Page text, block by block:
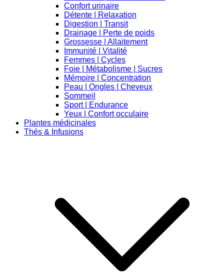
Confort urinaire
Détente | Relaxation
Digestion | Transit
Drainage | Perte de poids
Grossesse | Allaitement
Immunité | Vitalité
Femmes | Cycles
Foie | Métabolisme | Sucres
Mémoire | Concentration
Peau | Ongles | Cheveux
Sommeil
Sport | Endurance
Yeux | Confort occulaire
Plantes médicinales
Thés & Infusions